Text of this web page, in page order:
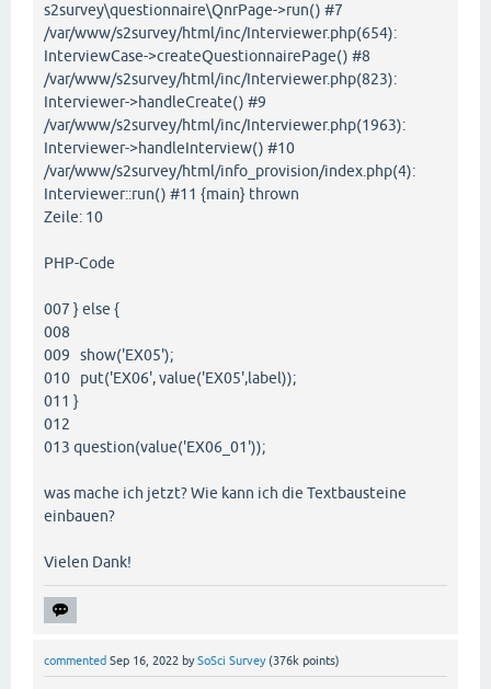
s2survey\questionnaire\QnrPage->run() #7
/var/www/s2survey/html/inc/Interviewer.php(654):
InterviewCase->createQuestionnairePage() #8
/var/www/s2survey/html/inc/Interviewer.php(823):
Interviewer->handleCreate() #9
/var/www/s2survey/html/inc/Interviewer.php(1963):
Interviewer->handleInterview() #10
/var/www/s2survey/html/info_provision/index.php(4):
Interviewer::run() #11 {main} thrown
Zeile: 10
PHP-Code
007 } else {
008
009 show('EX05');
010 put('EX06', value('EX05',label));
011 }
012
013 question(value('EX06_01'));
was mache ich jetzt? Wie kann ich die Textbausteine
einbauen?
Vielen Dank!
commented Sep 16, 2022 bySoSci Survey (376k points)